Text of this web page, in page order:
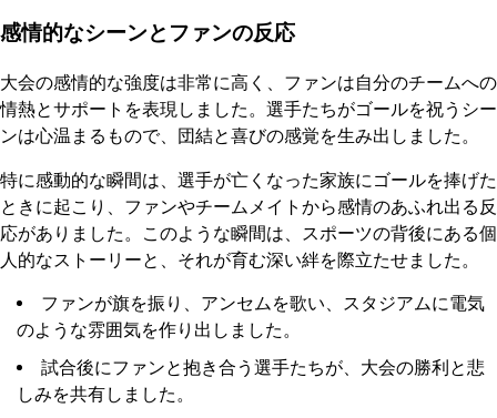
感情的なシーンとファンの反応
大会の感情的な強度は非常に高く、ファンは自分のチームへの
情熱とサポートを表現しました。選手たちがゴールを祝うシー
ンは心温まるもので、団結と喜びの感覚を生み出しました。
特に感動的な瞬間は、選手が亡くなった家族にゴールを捧げた
ときに起こり、ファンやチームメイトから感情のあふれ出る反
応がありました。このような瞬間は、スポーツの背後にある個
人的なストーリーと、それが育む深い絆を際立たせました。
ファンが旗を振り、アンセムを歌い、スタジアムに電気
のような雰囲気を作り出しました。
試合後にファンと抱き合う選手たちが、大会の勝利と悲
しみを共有しました。